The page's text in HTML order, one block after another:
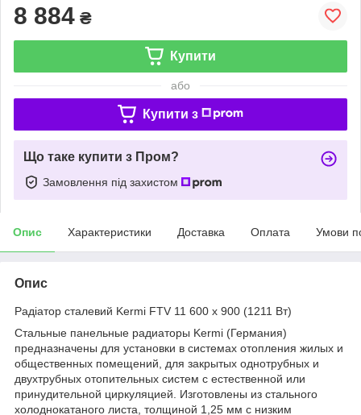
8 884 ₴
Купити
або
Купити з
Що таке купити з Пром?
Замовлення під захистом
Опис Характеристики Доставка Оплата Умови
Опис
Радіатор сталевий Kermi FTV 11 600 x 900 (1211 Вт)
Стальные панельные радиаторы Kermi (Германия)
предназначены для установки в системах отопления жилых и
общественных помещений, для закрытых однотрубных и
двухтрубных отопительных систем с естественной или
принудительной циркуляцией. Изготовлены из стального
холоднокатаного листа, толщиной 1,25 мм с низким